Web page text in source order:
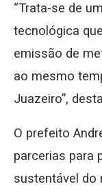
“Trata-se de
tecnológica
emissão de
ao mesmo
Juazeiro”,
O prefeito
parcerias para
sustentável do